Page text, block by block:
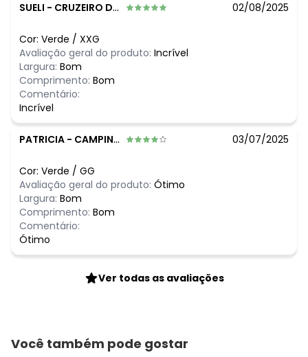
SUELI - CRUZEIRO DO OESTE - PR 02/08/2025
Cor: Verde / XXG
Avaliação geral do produto: Incrível
Largura: Bom
Comprimento: Bom
Comentário:
Incrível
PATRICIA - CAMPINA GRANDE - PB 03/07/2025
Cor: Verde / GG
Avaliação geral do produto: Ótimo
Largura: Bom
Comprimento: Bom
Comentário:
Ótimo
Ver todas as avaliações
Você também pode gostar